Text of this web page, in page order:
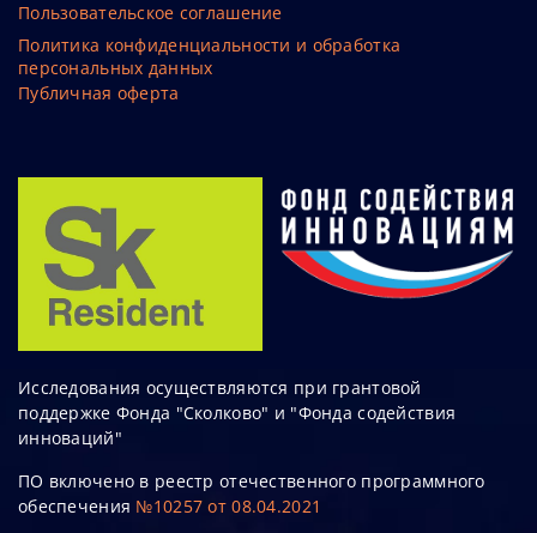
Пользовательское соглашение
Политика конфиденциальности и обработка
персональных данных
Публичная оферта
Исследования осуществляются при грантовой
поддержке Фонда "Сколково" и "Фонда содействия
инноваций"
ПО включено в реестр отечественного программного
обеспечения №10257 от 08.04.2021